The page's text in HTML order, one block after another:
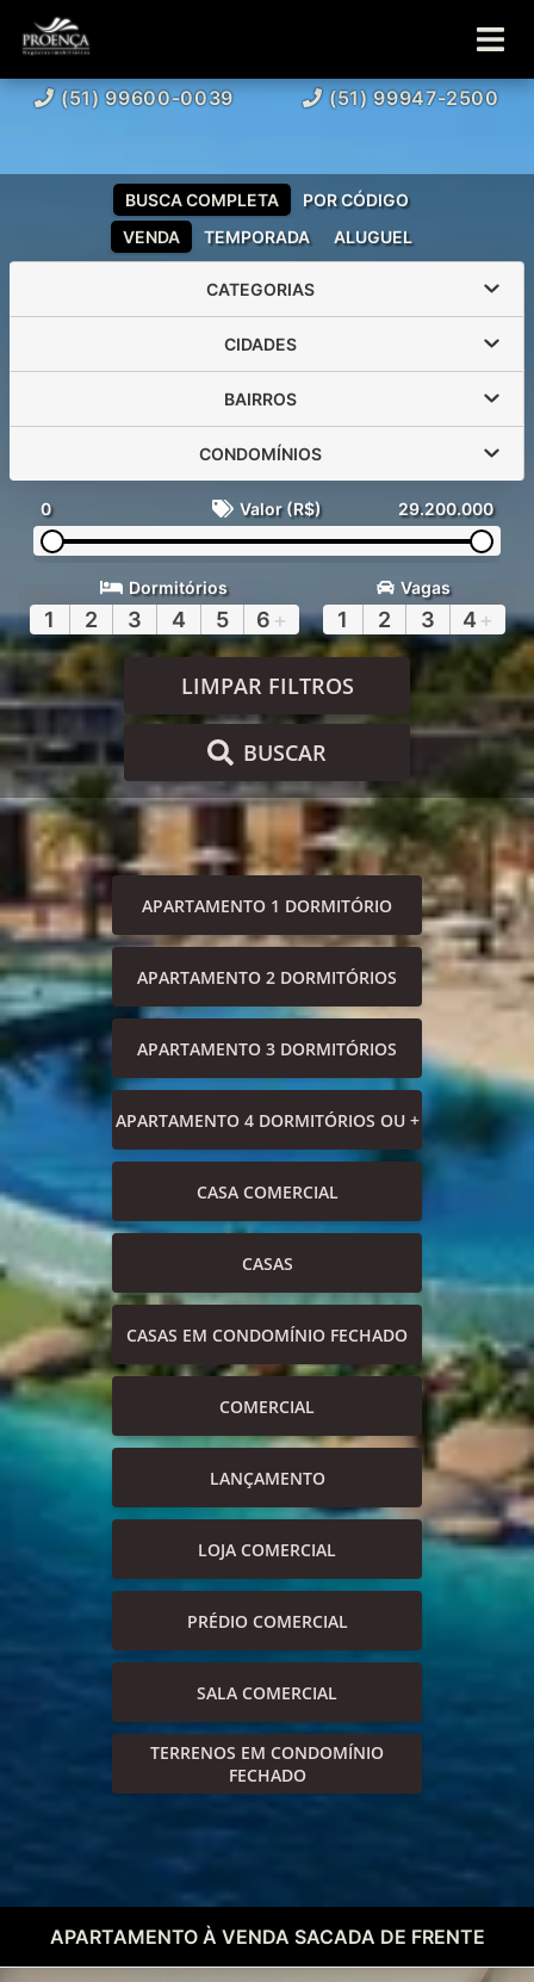
(51) 99600-0039 (51) 99947-2500
VENDA TEMPORADA ALUGUEL
BUSCA COMPLETA POR CÓDIGO
CATEGORIAS
CIDADES
BAIRROS
CONDOMÍNIOS
0 Valor (R$) 29.200.000
Dormitórios
1 2 3 4 5 6 +
Vagas
1 2 3 4 +
LIMPAR FILTROS
BUSCAR
APARTAMENTO 1 DORMITÓRIO
APARTAMENTO 2 DORMITÓRIOS
APARTAMENTO 3 DORMITÓRIOS
APARTAMENTO 4 DORMITÓRIOS OU +
CASA COMERCIAL
CASAS
CASAS EM CONDOMÍNIO FECHADO
COMERCIAL
LANÇAMENTO
LOJA COMERCIAL
PRÉDIO COMERCIAL
SALA COMERCIAL
TERRENOS EM CONDOMÍNIO
FECHADO
APARTAMENTO À VENDA SACADA DE FRENTE